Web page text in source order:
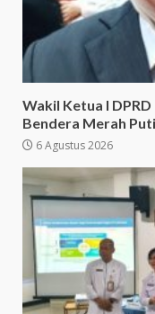
Wakil Ketua I
Bendera Merah
6 Agustus 2026